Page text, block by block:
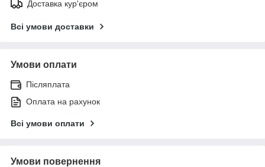
Доставка кур'єром
Всі умови доставки
Умови оплати
Післяплата
Оплата на рахунок
Всі умови оплати
Умови повернення